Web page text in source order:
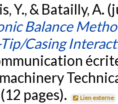
Y., & Batailly, A.
Balance
Casing
pages).
Lien externe